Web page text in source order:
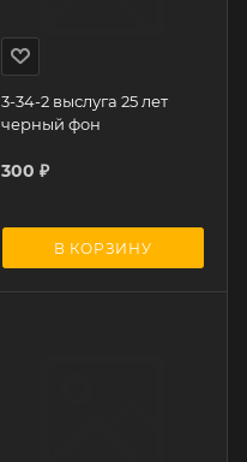
3-34-2 выслуга 25 лет
черный фон
300 ₽
В КОРЗИНУ